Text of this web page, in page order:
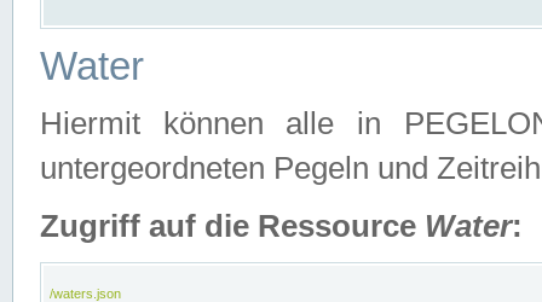
Water
Hiermit können alle in
untergeordneten Pegeln und
Zugriff auf die Ressource Water:
/waters.json